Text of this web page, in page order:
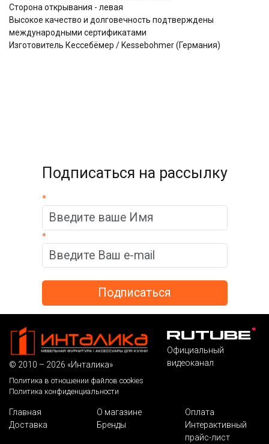
Сторона открывания - левая
Высокое качество и долговечность подтверждены
международными сертификатами
Изготовитель Кессебёмер / Kessebohmer (Германия)
Подписаться на рассылку
*
*
© 2010 – 2026 «Инталика»
Политика в отношении файлов cookies
Политика конфиденциальности
Официальный
видеоканал
Главная О магазине
Оплата
Доставка
Бренды
Интерактивный
прайс-лист